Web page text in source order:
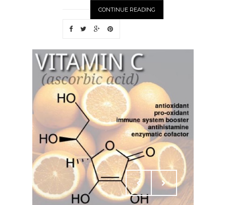
CONTINUE READING